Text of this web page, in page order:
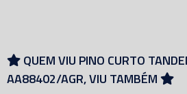
QUEM VIU PINO CURTO
AA88402/AGR, VIU TAMBÉM